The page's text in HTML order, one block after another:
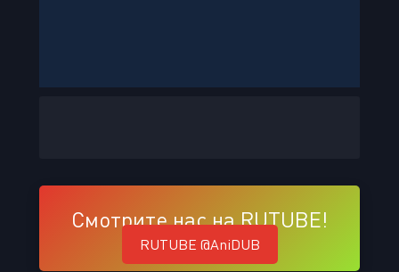
Смотрите нас на RUTUBE!
RUTUBE @AniDUB